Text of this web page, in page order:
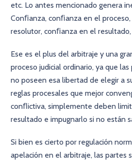
etc. Lo antes mencionado genera
Conﬁanza, conﬁanza en el
resolutor, conﬁanza en el
Ese es el plus del arbitraje y una
proceso judicial ordinario, ya que
no poseen esa libertad de elegir a
reglas procesales que mejor
conﬂictiva, simplemente deben
resultado e impugnarlo si no están
Si bien es cierto por regulación
apelación en el arbitraje, las partes